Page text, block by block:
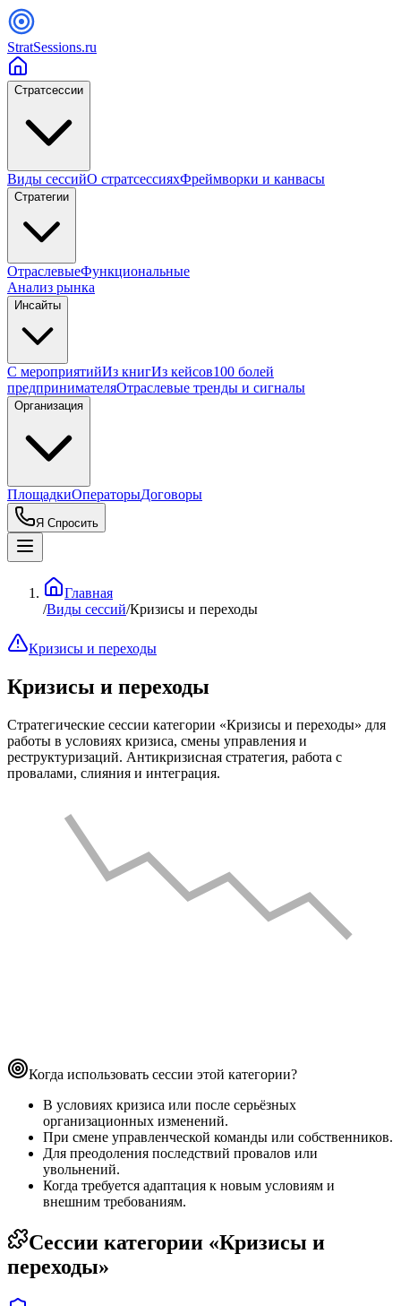
StratSessions.ru
Стратсессии
Виды сессийО стратсессияхФреймворки и канвасы
Стратегии
ОтраслевыеФункциональные
Анализ рынка
Инсайты
С мероприятийИз книгИз кейсов100 болей
предпринимателяОтраслевые тренды и сигналы
Организация
ПлощадкиОператорыДоговоры
Я Спросить
Главная
/Виды сессий/Кризисы и переходы
Кризисы и переходы
Кризисы и переходы
Стратегические сессии категории «Кризисы и переходы» для
работы в условиях кризиса, смены управления и
реструктуризаций. Антикризисная стратегия, работа с
провалами, слияния и интеграция.
Когда использовать сессии этой категории?
В условиях кризиса или после серьёзных
организационных изменений.
При смене управленческой команды или собственников.
Для преодоления последствий провалов или
увольнений.
Когда требуется адаптация к новым условиям и
внешним требованиям.
Сессии категории «Кризисы и
переходы»